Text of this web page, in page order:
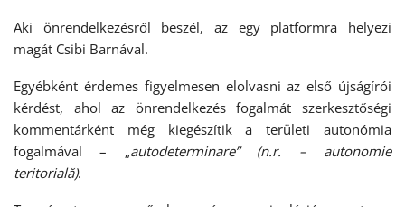
Aki önrendelkezésről beszél, az egy platformra helyezi
magát Csibi Barnával.
Egyébként érdemes figyelmesen elolvasni az első újságírói
kérdést, ahol az önrendelkezés fogalmát szerkesztőségi
kommentárként még kiegészítik a területi autonómia
fogalmával – „autodeterminare” (n.r. – autonomie
teritorială).